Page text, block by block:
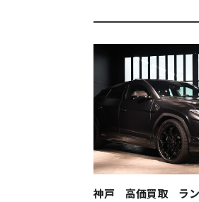
神戸 高価買取 ラン